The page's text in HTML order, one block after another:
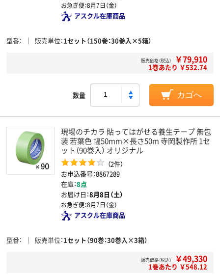
お急ぎ便：8月7日（金）
アスクル在庫商品
型番 販売単位 1セット（150巻：30巻入×5箱）
販売価格（税込） ￥79,910
1巻あたり ￥532.74
数量 カゴへ
現場のチカラ 貼ってはがせる養生テープ 無包
装 若葉色 幅50mm×長さ50m 寺岡製作所 1セ
ット（90巻入） オリジナル
（2件）
お申込番号：8867289
在庫：8点
お届け日：8月8日（土）
お急ぎ便：8月7日（金）
アスクル在庫商品
型番 販売単位 1セット（90巻：30巻入×3箱）
販売価格（税込） ￥49,330
1巻あたり ￥548.12